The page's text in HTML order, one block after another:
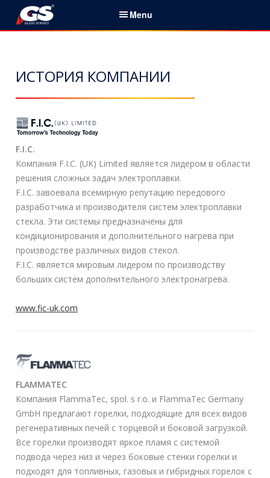
Menu
Главная
О нас
Контакты
Лабораторный сервис
Аудиты и анализ данных
Экспертная
система
ES III™
Специальные печи
Мероприятия
Лента новостей
Н
а
й
т
ИСТОРИЯ КОМПАНИИ
F.I.C.
Компания F.I.C. (UK) Limited является лидером в области
решения сложных задач электроплавки.
F.I.C. завоевала всемирную репутацию передового
разработчика и производителя систем электроплавки
стекла. Эти системы предназначены для
кондиционирования и дополнительного нагрева при
производстве различных видов стекол.
F.I.C. является мировым лидером по производству
больших систем дополнительного электронагрева.
www.fic-uk.com
FLAMMATEC
Компания FlammaTec, spol. s r.o. и FlammaTec Germany
GmbH предлагают горелки, подходящие для всех видов
регенеративных печей с торцевой и боковой загрузкой.
Все горелки производят яркое пламя с системой
подвода через низ и через боковые стенки горелки и
подходят для топливных, газовых и гибридных горелок с